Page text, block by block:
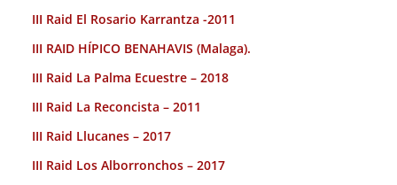
III Raid El Rosario Karrantza -2011
III RAID HÍPICO BENAHAVIS (Malaga).
III Raid La Palma Ecuestre – 2018
III Raid La Reconcista – 2011
III Raid Llucanes – 2017
III Raid Los Alborronchos – 2017